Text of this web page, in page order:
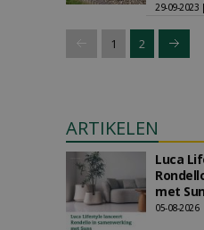
29-09-2023
1 2
ARTIKELEN
Luca
met
05-08-2026